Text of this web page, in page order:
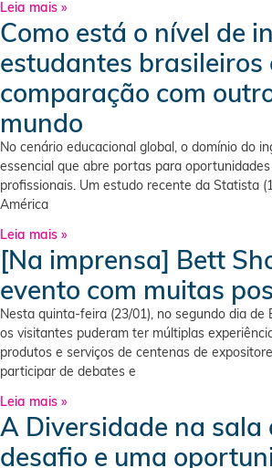
Leia mais »
Como está o nível de
estudantes brasileiros
comparação com
mundo
No cenário educacional global, o domínio do
essencial que abre portas para
profissionais. Um estudo recente da Statista
América
Leia mais »
[Na imprensa] Bett
evento com muitas
Nesta quinta-feira (23/01), no segundo dia
os visitantes puderam ter múltiplas
produtos e serviços de centenas de
participar de debates e
Leia mais »
A Diversidade na sala
desafio e uma